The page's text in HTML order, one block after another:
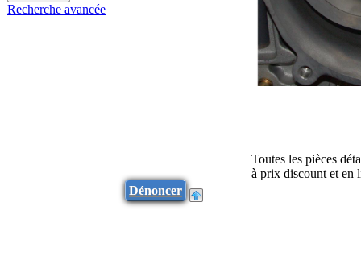
Recherche avancée
Toutes les pièces
à prix discount et
Dénoncer